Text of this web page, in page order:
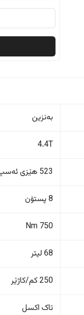
بەنزین
4.4T
523 هێزی ئەسپ
8 پستۆن
750 Nm
68 لیتر
250 کم/کاژێر
تاک اکسل